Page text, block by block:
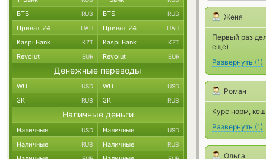
Женя
Первый раз
еще)
Развернуть (1)
Роман
Курс норм,
Развернуть (1)
Ольга
ВТБ RUB ВТБ RUB
Приват 24 UAH Приват 24 UAH
Kaspi Bank KZT Kaspi Bank KZT
Revolut EUR Revolut EUR
Денежные переводы
WU USD WU USD
ЗК RUB ЗК RUB
Наличные деньги
Наличные USD Наличные USD
Наличные RUB Наличные RUB